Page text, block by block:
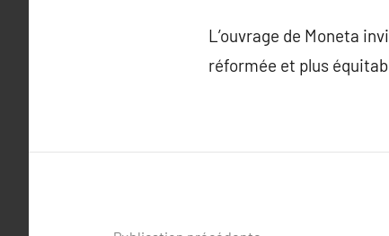
L’ouvrage de Moneta
réformée et plus